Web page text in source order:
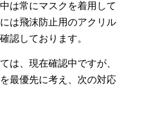
は常にマスクを着用して
は飛沫防止用のアクリル
認しております。
は、現在確認中ですが、
最優先に考え、次の対応